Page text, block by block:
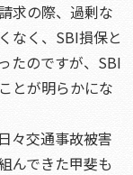
求の際、過剰な
なく、SBI損保と
たのですが、SBI
とが明らかにな
々交通事故被害
んできた甲斐も